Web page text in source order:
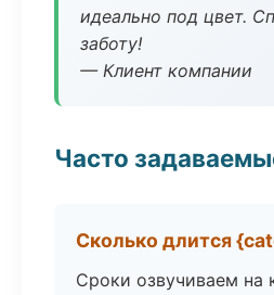
идеально под цвет.
заботу!
— Клиент компании
Часто
Сколько длится
Сроки озвучиваем на